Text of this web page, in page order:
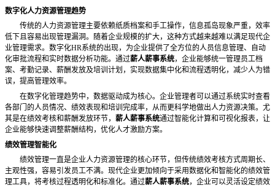
数字化人力资源管理趋势
传统的人力资源管理主要依赖纸质档案和手工操作，信息孤岛现象严重，效率
低下且容易出现管理漏洞。随着企业规模的扩大，这种方式越来越难以满足现代企
业管理需求。数字化HR系统的出现，为企业提供了全方位的人员信息管理、自动
化审批流程和实时数据分析功能。通过薪人薪事系统，企业能够统一管理员工档
案、考勤记录、薪酬发放及培训计划，实现数据集中化和流程透明化，减少人为错
误，提高管理效率。
在数字化管理趋势中，数据驱动成为核心。企业管理者可以通过系统实时查看
各部门的人员情况、绩效表现和培训完成率，从而更科学地做出人力资源决策。尤
其是在绩效考核和薪酬发放环节， 薪人薪事系统通过智能化计算和可视化报表，让
企业能够快速调整薪酬结构，优化人才激励方案。
绩效管理智能化
绩效管理一直是企业人力资源管理的核心环节，但传统绩效考核方式周期长、
主观性强，容易引发员工不满。现代企业更加倾向于采用数据化和智能化的绩效管
理工具，将考核过程透明化和标准化。通过薪人薪事系统，企业可以灵活设定绩效